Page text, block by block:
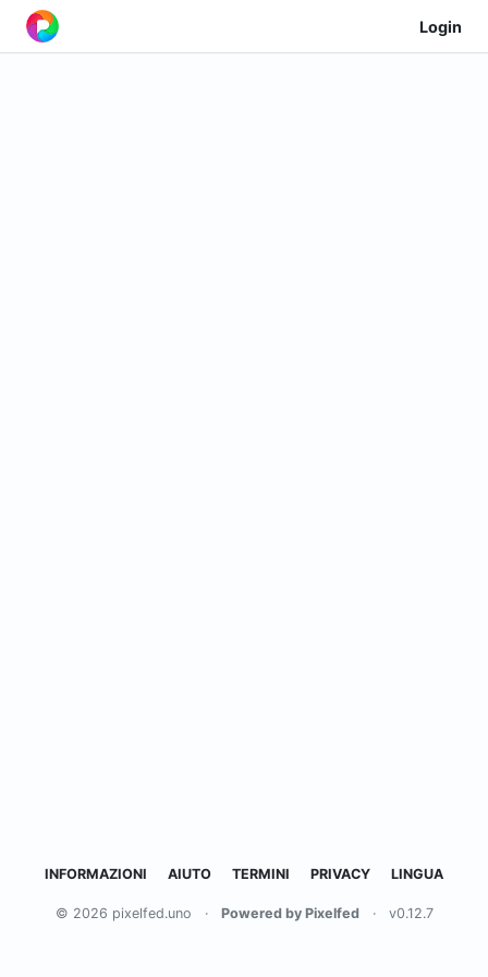
Login
INFORMAZIONI AIUTO TERMINI PRIVACY LINGUA
© 2026 pixelfed.uno · Powered by Pixelfed · v0.12.7